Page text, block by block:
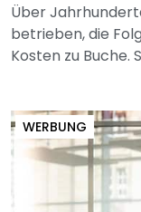
Über
betrieben, die
Kosten zu Buche.
WERBUNG